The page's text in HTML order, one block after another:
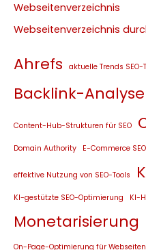
Webseitenverzeichnis
Webseitenverzeichnis
Ahrefs aktuelle Trends SEO-
Backlink-Analyse
Content-Hub-Strukturen für SEO
Domain Authority E-Commerce
effektive Nutzung von SEO-Tools
KI-gestützte SEO-Optimierung KI-
Monetarisierung
On-Page-Optimierung für Webseiten